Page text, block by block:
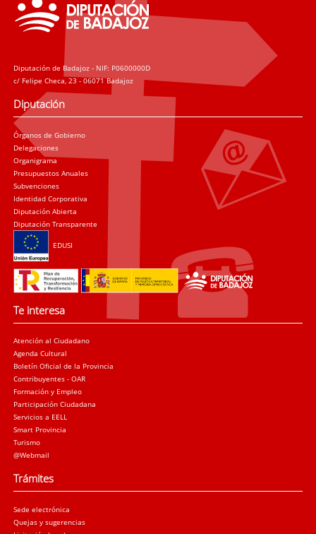
Diputación de Badajoz - NIF: P0600000D
c/ Felipe Checa, 23 - 06071 Badajoz
Diputación
Órganos de Gobierno
Delegaciones
Organigrama
Presupuestos Anuales
Subvenciones
Identidad Corporativa
Diputación Abierta
Diputación Transparente
EDUSI
Te interesa
Atención al Ciudadano
Agenda Cultural
Boletín Oficial de la Provincia
Contribuyentes - OAR
Formación y Empleo
Participación Ciudadana
Servicios a EELL
Smart Provincia
Turismo
@Webmail
Trámites
Sede electrónica
Quejas y sugerencias